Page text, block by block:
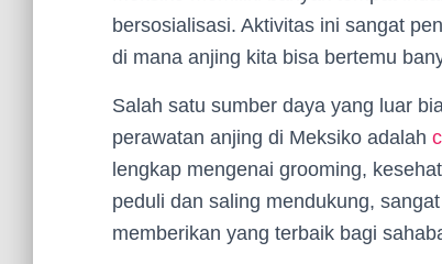
bersosialisasi. Aktivitas ini sangat
di mana anjing kita bisa bertemu
Salah satu sumber daya yang luar
perawatan anjing di Meksiko adalah
lengkap mengenai grooming,
peduli dan saling mendukung,
memberikan yang terbaik bagi